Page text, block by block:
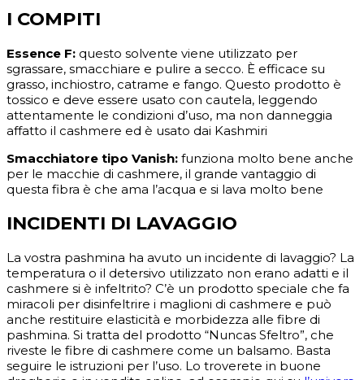
I COMPITI
Essence F: questo solvente viene utilizzato per
sgrassare, smacchiare e pulire a secco. È efficace su
grasso, inchiostro, catrame e fango. Questo prodotto è
tossico e deve essere usato con cautela, leggendo
attentamente le condizioni d’uso, ma non danneggia
affatto il cashmere ed è usato dai Kashmiri
Smacchiatore tipo Vanish: funziona molto bene anche
per le macchie di cashmere, il grande vantaggio di
questa fibra è che ama l’acqua e si lava molto bene
INCIDENTI DI LAVAGGIO
La vostra pashmina ha avuto un incidente di lavaggio? La
temperatura o il detersivo utilizzato non erano adatti e il
cashmere si è infeltrito? C’è un prodotto speciale che fa
miracoli per disinfeltrire i maglioni di cashmere e può
anche restituire elasticità e morbidezza alle fibre di
pashmina. Si tratta del prodotto “Nuncas Sfeltro”, che
riveste le fibre di cashmere come un balsamo. Basta
seguire le istruzioni per l’uso. Lo troverete in buone